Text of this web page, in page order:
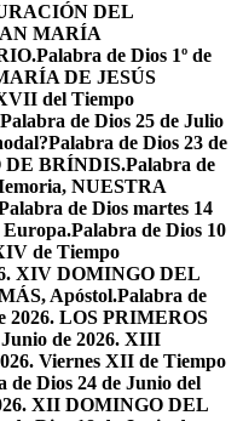
DEL
MARÍA
Palabra de Dios 1º de
DE JESÚS
del Tiempo
Palabra de Dios 25 de Julio
Palabra de Dios 23 de
DE BRÍNDIS.Palabra de
NUESTRA
de Dios martes 14
Europa.Palabra de Dios 10
de Tiempo
XIV DOMINGO DEL
Apóstol.Palabra de
2026. LOS PRIMEROS
de 2026. XIII
Viernes XII de Tiempo
de Dios 24 de Junio del
XII DOMINGO DEL